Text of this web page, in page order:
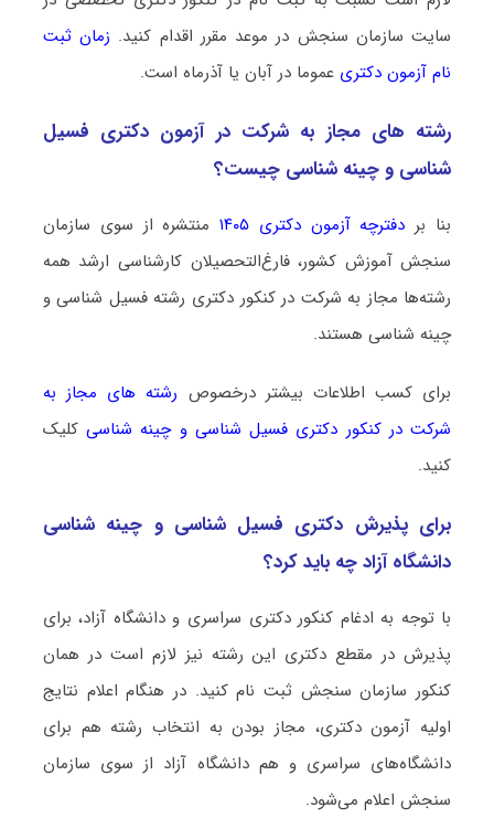
سایت سازمان سنجش در موعد مقرر اقدام کنید. زمان ثبت
نام آزمون دکتری عموما در آبان یا آذرماه است.
رشته­ های مجاز به شرکت در آزمون دکتری فسیل
شناسی و چینه شناسی چیست؟
بنا بر دفترچه آزمون دکتری ۱۴۰۵
منتشره از سوی سازمان
سنجش آموزش کشور، فارغ‌التحصیلان کارشناسی ارشد همه
رشته‌ها مجاز به شرکت در کنکور دکتری رشته فسیل شناسی و
چینه شناسی هستند.
برای کسب اطلاعات بیشتر درخصوص رشته های مجاز به
شرکت در کنکور دکتری فسیل شناسی و چینه شناسیکلیک
کنید.
برای پذیرش دکتری فسیل شناسی و چینه شناسی
دانشگاه آزاد چه باید کرد؟
با توجه به ادغام کنکور دکتری سراسری و دانشگاه آزاد، برای
پذیرش در مقطع دکتری این رشته نیز لازم است در همان
کنکور سازمان سنجش ثبت نام کنید. در هنگام اعلام نتایج
اولیه آزمون دکتری، مجاز بودن به انتخاب رشته هم برای
دانشگاه‌های سراسری و هم دانشگاه آزاد از سوی سازمان
سنجش اعلام می‌شود.